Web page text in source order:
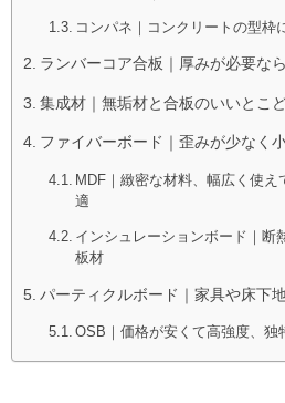
コンパネ｜コンクリートの型枠
ランバーコア合板｜厚みが必要な
集成材｜無垢材と合板のいいとこ
ファイバーボード｜歪みが少なく
MDF｜緻密な材料、幅広く使
適
インシュレーションボード｜断
板材
パーティクルボード｜家具や床下
OSB｜価格が安くて高強度、独